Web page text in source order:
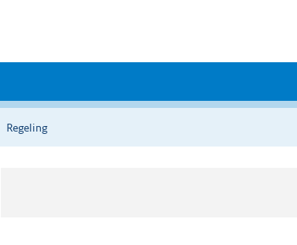
Regeling